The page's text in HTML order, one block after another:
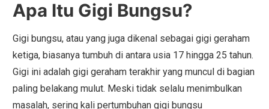
Apa Itu Gigi Bungsu?
Gigi bungsu, atau yang juga dikenal sebagai gigi geraham
ketiga, biasanya tumbuh di antara usia 17 hingga 25 tahun.
Gigi ini adalah gigi geraham terakhir yang muncul di bagian
paling belakang mulut. Meski tidak selalu menimbulkan
masalah, sering kali pertumbuhan gigi bungsu